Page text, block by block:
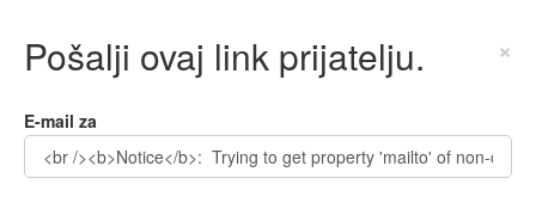
Pošalji ovaj link prijatelju. ×
E-mail za